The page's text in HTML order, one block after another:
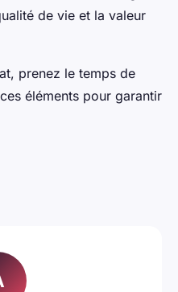
de vie et la valeur
prenez le temps de
éléments pour garantir